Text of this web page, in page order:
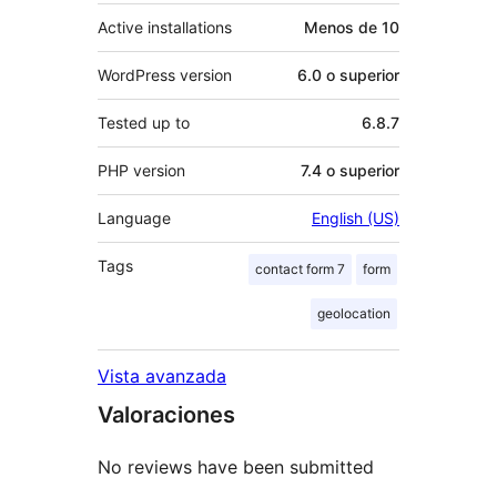
Active installations Menos de 10
WordPress version 6.0 o superior
Tested up to 6.8.7
PHP version 7.4 o superior
Language English (US)
Tags contact form 7 form
geolocation
Vista avanzada
Valoraciones
No reviews have been submitted